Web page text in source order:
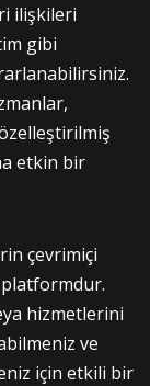
ilişkileri
gibi
etkin bir
çevrimiçi
platformdur.
hizmetlerini
ve
için etkili bir